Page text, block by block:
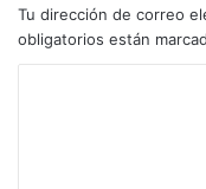
Tu dirección de correo
obligatorios están